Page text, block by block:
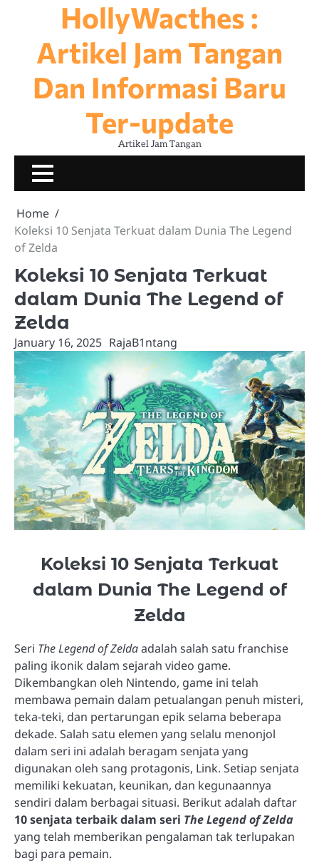
HollyWacthes :
Artikel Jam Tangan
Dan Informasi Baru
Ter-update
Artikel Jam Tangan
TERNAMA
JAM
Home
Koleksi 10 Senjata Terkuat dalam Dunia The Legend
of Zelda
Koleksi 10 Senjata Terkuat
dalam Dunia The Legend of
Zelda
January 16, 2025 RajaB1ntang
Koleksi 10 Senjata Terkuat
dalam Dunia The Legend of
Zelda
Seri The Legend of Zeldaadalah salah satu franchise
paling ikonik dalam sejarah video game.
Dikembangkan oleh Nintendo, game ini telah
membawa pemain dalam petualangan penuh misteri,
teka-teki, dan pertarungan epik selama beberapa
dekade. Salah satu elemen yang selalu menonjol
dalam seri ini adalah beragam senjata yang
digunakan oleh sang protagonis, Link. Setiap senjata
memiliki kekuatan, keunikan, dan kegunaannya
sendiri dalam berbagai situasi. Berikut adalah daftar
10 senjata terbaik dalam seri The Legend of Zelda
yang telah memberikan pengalaman tak terlupakan
bagi para pemain.